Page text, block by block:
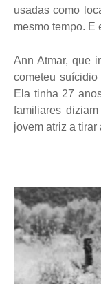
usadas como
mesmo tempo. E
Ann Atmar, que
cometeu
Ela tinha 27
familiares
jovem atriz a tirar